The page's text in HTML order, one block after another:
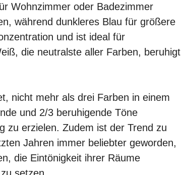
Wohnzimmer oder Badezimmer
während dunkleres Blau für größere
und ist ideal für
die neutralste aller Farben, beruhigt
nicht mehr als drei Farben in einem
und 2/3 beruhigende Töne
zu erzielen. Zudem ist der Trend zu
Jahren immer beliebter geworden,
die Eintönigkeit ihrer Räume